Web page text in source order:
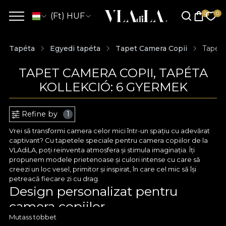
(Ft) HUF
Tapéta Egyedi tapéta Tapet Camera Copii
TAPET CAMERA COPII, TAPÉTA
KOLLEKCIÓ: 6 GYERMEK
Refine by 1
Vrei să transformi camera celor mici într-un spațiu cu adevărat
captivant? Cu tapetele speciale pentru camera copiilor de la
VLAdiLA, poți reinventa atmosfera și stimula imaginația. Îți
propunem modele prietenoase și culori intense cu care să
creezi un loc vesel, primitor și inspirat, în care cel mic să își
petreacă fiecare zi cu drag.
Design personalizat pentru
camera copiilor
Mutass többet